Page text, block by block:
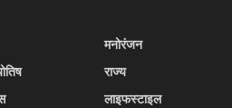
मनोरंजन
राज्य
लाइफस्टाइल